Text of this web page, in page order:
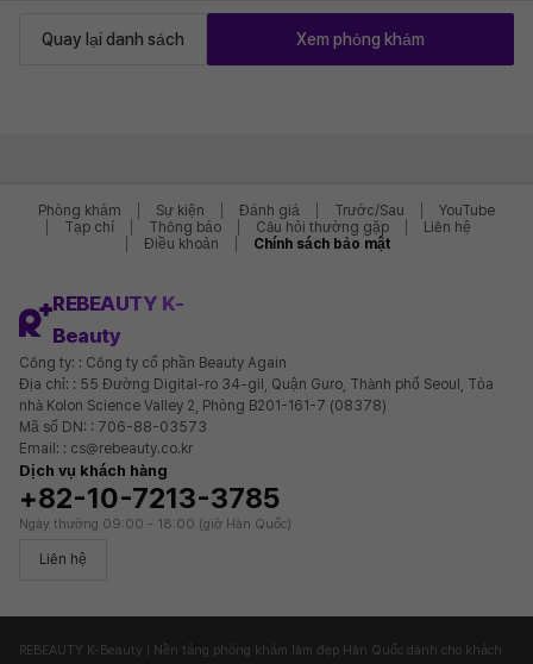
Quay lại danh sách Xem phòng khám
Phòng khám Sự kiện Đánh giá Trước/Sau
YouTube
Tạp chí
Thông báo Câu hỏi thường gặp
Liên hệ
Điều khoản
Chính sách bảo mật
REBEAUTY K-
Beauty
Công ty: : Công ty cổ phần Beauty Again
Địa chỉ: : 55 Đường Digital-ro 34-gil, Quận Guro, Thành phố Seoul, Tòa
nhà Kolon Science Valley 2, Phòng B201-161-7 (08378)
Mã số DN: : 706-88-03573
Email: : cs@rebeauty.co.kr
Dịch vụ khách hàng
+82-10-7213-3785
Ngày thường 09:00 - 18:00 (giờ Hàn Quốc)
Liên hệ
REBEAUTY K-Beauty | Nền tảng phòng khám làm đẹp Hàn Quốc dành cho khách